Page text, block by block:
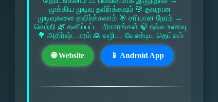
முக்கிய முடிவு தவிர்க்கவும் 🎯 தவறான
முடிவுகளை தவிர்க்கலாம் 🎯 சரியான நேரம் →
வெற்றி 🌿 தனிப்பட்ட பரிகாரங்கள் 🍃 நல்ல உணவு
🌳 அதிர்ஷ்ட மரம் 🙏 வழிபட வேண்டிய தெய்வம்
🌐 Website 📱 Android App